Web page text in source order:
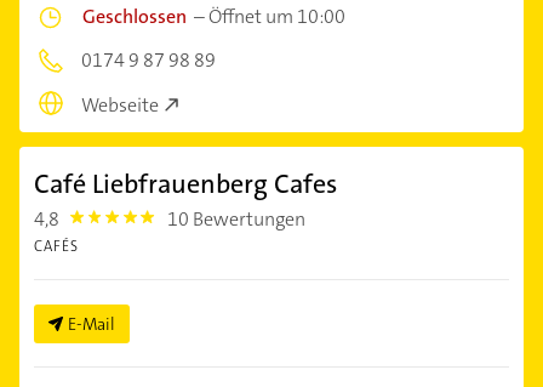
Geschlossen –Öffnet um 10:00
0174 9 87 98 89
Webseite
Café Liebfrauenberg Cafes
4,8 4.8 10 Bewertungen
CAFÉS
E-Mail